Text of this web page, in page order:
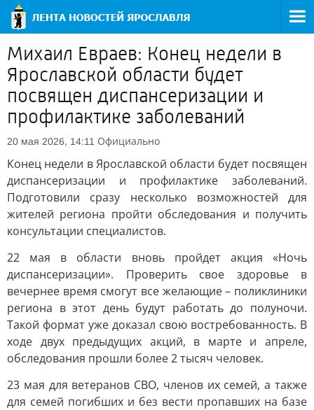
Михаил Евраев: Конец недели в
Ярославской области будет
посвящен диспансеризации и
профилактике заболеваний
20 мая 2026, 14:11 Официально
Конец недели в Ярославской области будет посвящен
диспансеризации и профилактике заболеваний.
Подготовили сразу несколько возможностей для
жителей региона пройти обследования и получить
консультации специалистов.
22 мая в области вновь пройдет акция «Ночь
диспансеризации». Проверить свое здоровье в
вечернее время смогут все желающие – поликлиники
региона в этот день будут работать до полуночи.
Такой формат уже доказал свою востребованность. В
ходе двух предыдущих акций, в марте и апреле,
обследования прошли более 2 тысяч человек.
23 мая для ветеранов СВО, членов их семей, а также
для семей погибших и без вести пропавших на базе